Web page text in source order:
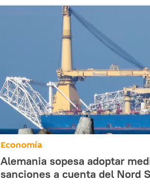
Economía
Alemania sopesa adoptar
sanciones a cuenta del Nord